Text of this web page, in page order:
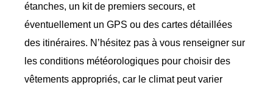
étanches, un kit de premiers secours, et
éventuellement un GPS ou des cartes détaillées
des itinéraires. N’hésitez pas à vous renseigner sur
les conditions météorologiques pour choisir des
vêtements appropriés, car le climat peut varier